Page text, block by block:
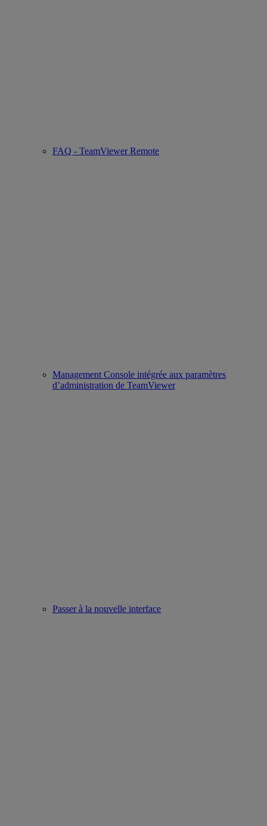
FAQ - TeamViewer Remote
Management Console intégrée aux paramètres
d’administration de TeamViewer
Passer à la nouvelle interface